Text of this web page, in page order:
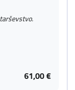
61,00 €